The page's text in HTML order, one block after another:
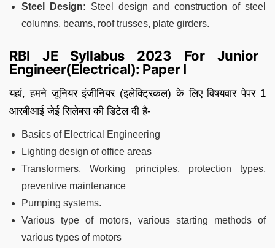
Steel Design: Steel design and construction of steel
columns, beams, roof trusses, plate girders.
RBI JE Syllabus 2023 For Junior
Engineer(Electrical): Paper I
यहां, हमने जूनियर इंजीनियर (इलेक्ट्रिकल) के लिए विषयवार पेपर 1
आरबीआई जेई सिलेबस की डिटेल दी है-
Basics of Electrical Engineering
Lighting design of office areas
Transformers, Working principles, protection types,
preventive maintenance
Pumping systems.
Various type of motors, various starting methods of
various types of motors